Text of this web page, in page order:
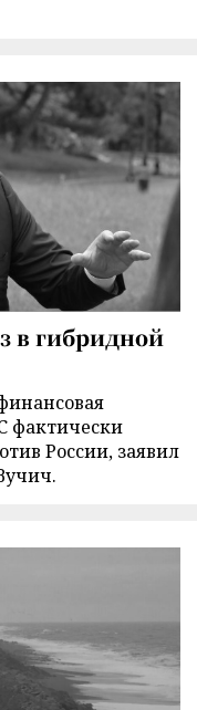
в гибридной
фактически
России, заявил